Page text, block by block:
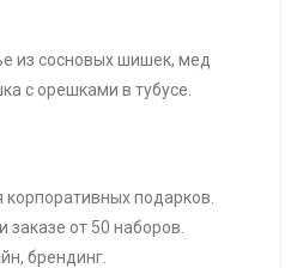
из сосновых шишек, мед
с орешками в тубусе.
подарков.
от 50 наборов.
брендинг.